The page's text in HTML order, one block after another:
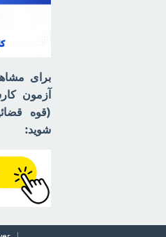
برای
آزمون
شوید: